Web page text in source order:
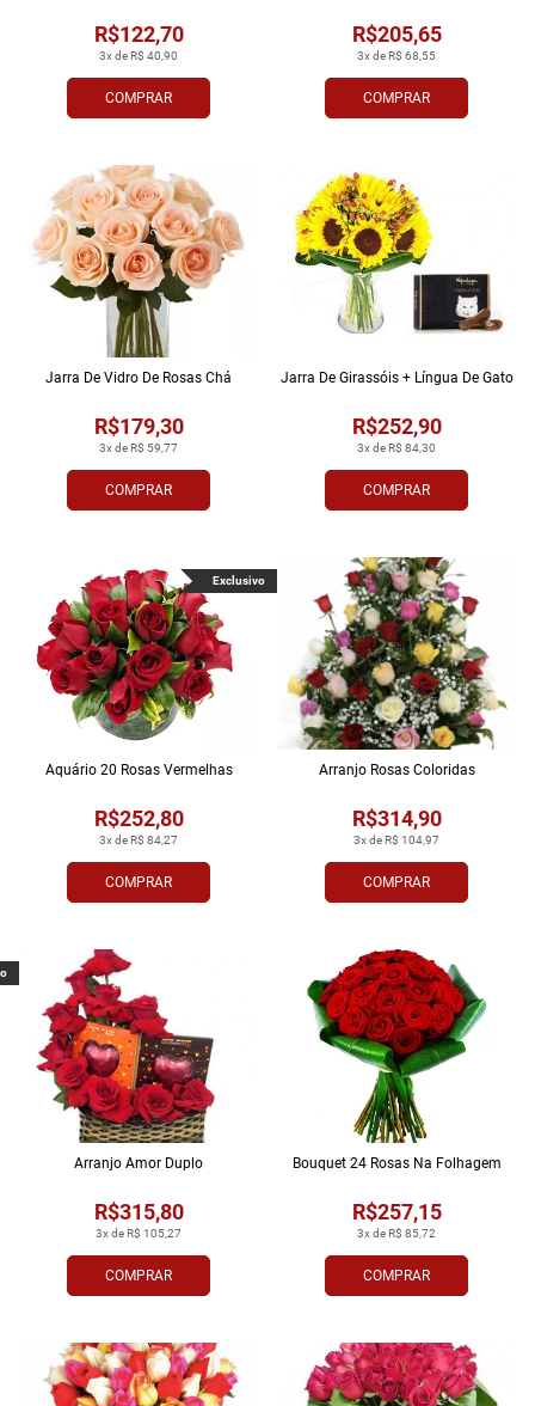
COMPRAR
3x de R$ 40,90
R$122,70
COMPRAR
3x de R$ 68,55
R$205,65
COMPRAR
3x de R$ 59,77
R$179,30
Jarra De Vidro De Rosas Chá
COMPRAR
3x de R$ 84,30
R$252,90
Jarra De Girassóis + Língua De Gato
COMPRAR
3x de R$ 84,27
R$252,80
Aquário 20 Rosas Vermelhas
Exclusivo
COMPRAR
3x de R$ 104,97
R$314,90
Arranjo Rosas Coloridas
COMPRAR
3x de R$ 105,27
R$315,80
Arranjo Amor Duplo
COMPRAR
3x de R$ 85,72
R$257,15
Bouquet 24 Rosas Na Folhagem